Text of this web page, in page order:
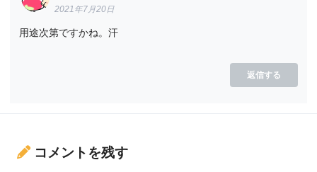
2021年7月20日
用途次第ですかね。汗
返信する
コメントを残す